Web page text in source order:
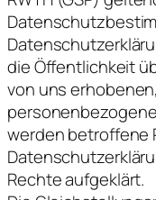
die Öffentlichkeit
von uns
werden betroffene
Rechte aufgeklärt.